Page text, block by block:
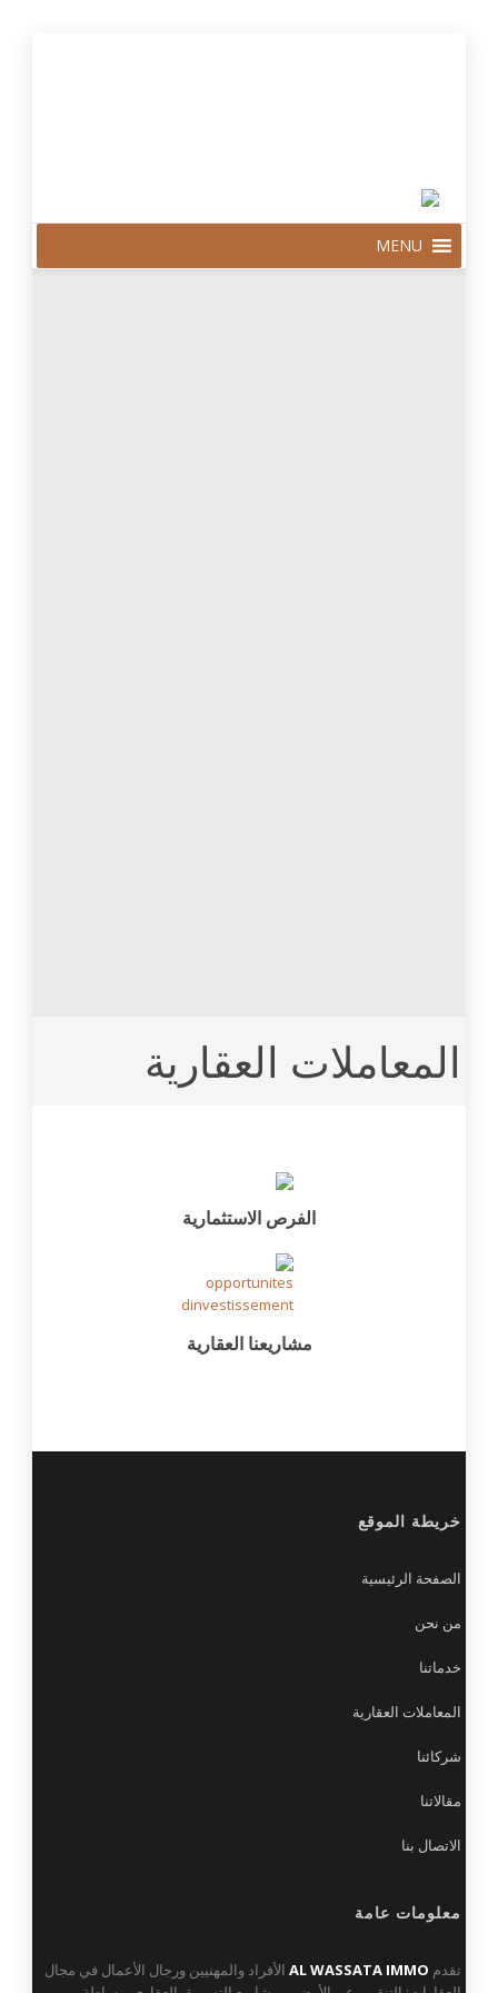
المعاملات العقارية
الفرص الاستثمارية
مشاريعنا العقارية
خريطة الموقع
الصفحة الرئيسية
من نحن
خدماتنا
المعاملات العقارية
شركائنا
مقالاتنا
الاتصال بنا
معلومات عامة
تقدم AL WASSATA IMMO الأفراد والمهنيين ورجال الأعمال في مجال